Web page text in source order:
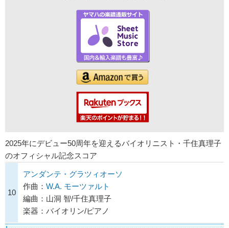
2025年にデビュー50周年を迎えるバイオリニスト・千住真理子
のオフィシャル記念スコア
10
アンダンテ・グラツィオーソ
作曲： W.A. モーツァルト
編曲：山洞 智/千住真理子
楽器：バイオリン/ピアノ